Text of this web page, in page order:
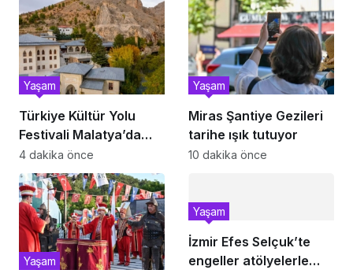
Türkiye Kültür Yolu
Festivali Malatya’da
başlıyor
Yaşam
4 dakika önce
Miras Şantiye Gezileri
tarihe ışık tutuyor
Yaşam
10 dakika önce
Yaşam
İzmir Efes Selçuk’te
engeller atölyelerle
Yaşam